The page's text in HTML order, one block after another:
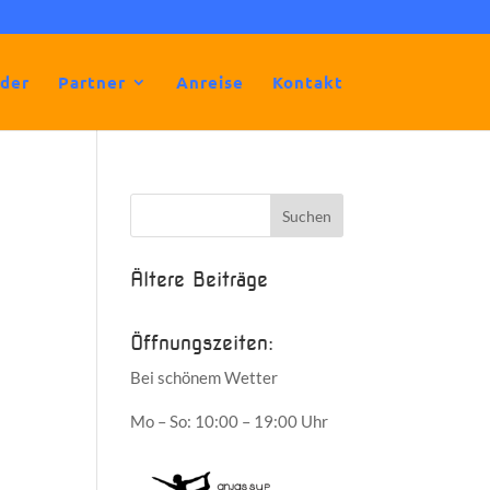
Partner Anreise Kontakt
Ältere Beiträge
Öffnungszeiten:
Bei schönem Wetter
Mo – So: 10:00 – 19:00 Uhr